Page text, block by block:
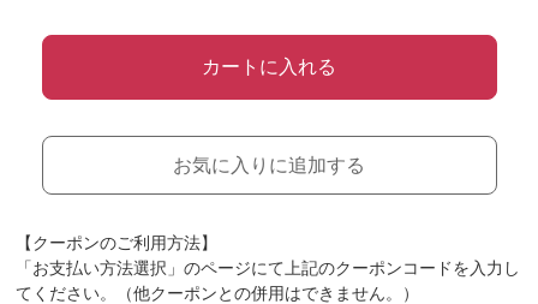
カートに入れる
お気に入りに追加する
【クーポンのご利用方法】
「お支払い方法選択」のページにて上記のクーポンコードを入力し
てください。（他クーポンとの併用はできません。）